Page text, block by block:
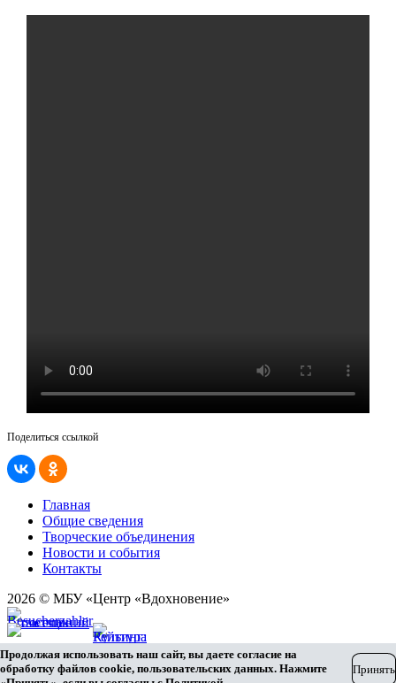
Поделиться ссылкой
Главная
Общие сведения
Творческие объединения
Новости и события
Контакты
2026 © МБУ «Центр «Вдохновение»
Карта сайта
Разработка сайта
Продолжая использовать наш сайт, вы даете согласие на
обработку файлов cookie, пользовательских данных. Нажмите
Принять